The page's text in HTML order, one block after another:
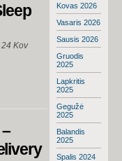
Kovas 2026
Vasaris 2026
Sausis 2026
Gruodis
2025
Lapkritis
2025
Gegužė
2025
Balandis
2025
Spalis 2024
24 Kov